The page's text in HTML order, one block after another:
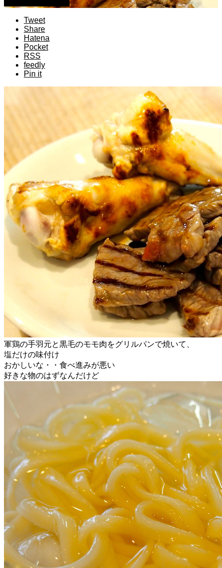
Tweet
Share
Hatena
Pocket
RSS
feedly
Pin it
軍鶏の手羽元と黒毛のモモ肉をグリルパンで焼いて、
塩だけの味付け
おかしいな・・食べ進みが悪い
好きな物のはずなんだけど